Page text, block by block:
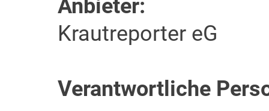
Anbieter:
Krautreporter eG
Verantwortliche